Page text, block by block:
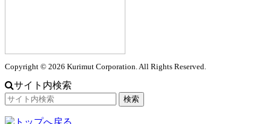
Copyright © 2026 Kurimut Corporation. All Rights Reserved.
サイト内検索